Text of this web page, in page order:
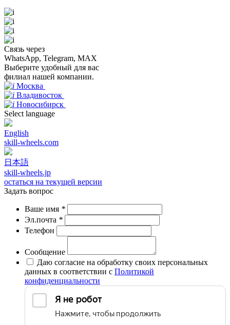
Связь через
WhatsApp, Telegram, MAX
Выберите удобный для вас
филиал нашей компании.
Москва
Владивосток
Новосибирск
Select language
English
skill-wheels.com
日本語
skill-wheels.jp
остаться на текущей версии
Задать вопрос
Ваше имя *
Эл.почта *
Телефон
Сообщение
Даю согласие на обработку своих персональных
данных в соответствии с Политикой
конфиденциальности